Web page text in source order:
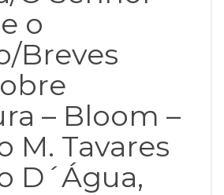
o
Breves
– Bloom –
M. Tavares
D´Água,